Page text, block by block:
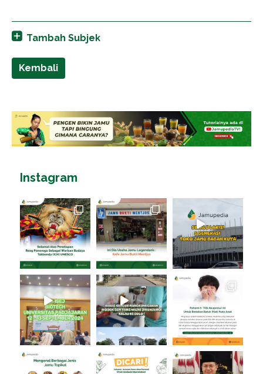
Tambah Subjek
Kembali
Instagram